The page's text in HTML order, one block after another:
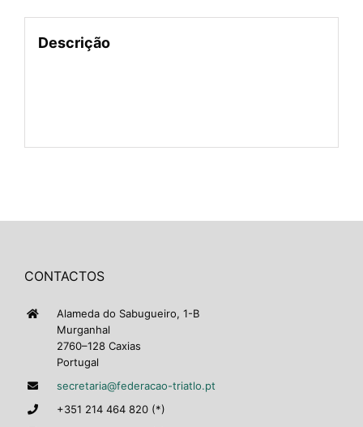
Descrição
CONTACTOS
Alameda do Sabugueiro, 1-B
Murganhal
2760–128 Caxias
Portugal
secretaria@federacao-triatlo.pt
+351 214 464 820 (*)